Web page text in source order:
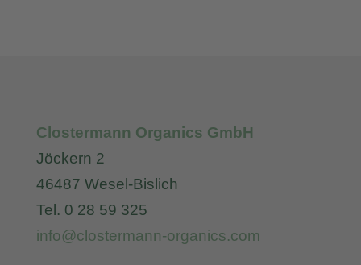
Clostermann Organics GmbH
Jöckern 2
46487 Wesel-Bislich
Tel. 0 28 59 325
info@clostermann-organics.com